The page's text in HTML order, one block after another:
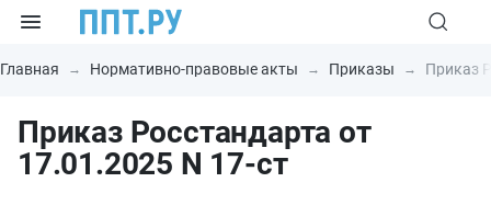
Главная Нормативно-правовые акты Приказы Приказ
Приказ Росстандарта от
17.01.2025 N 17-ст